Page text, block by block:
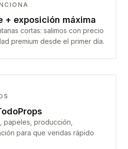
+ exposición máxima
cortas: salimos con precio
premium desde el primer día.
papeles, producción,
para que vendas rápido